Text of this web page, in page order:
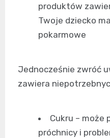
produktów
Twoje dziecko
pokarmowe
Jednocześnie zwróć
zawiera
Cukru – może
próchnicy i